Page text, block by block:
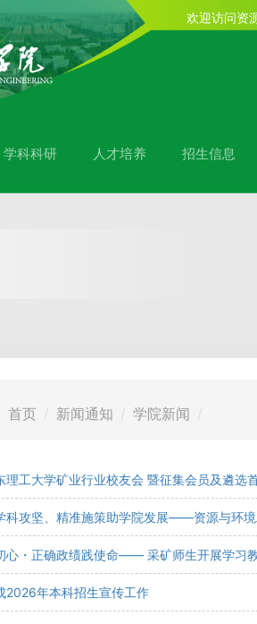
欢迎访问资
学科科研 人才培养 招生信息
首页 新闻通知 学院新闻
理工大学矿业行业校友会 暨征集会员及遴选
科攻坚、精准施策助学院发展——资源与环
心・正确政绩践使命—— 采矿师生开展学习
2026年本科招生宣传工作